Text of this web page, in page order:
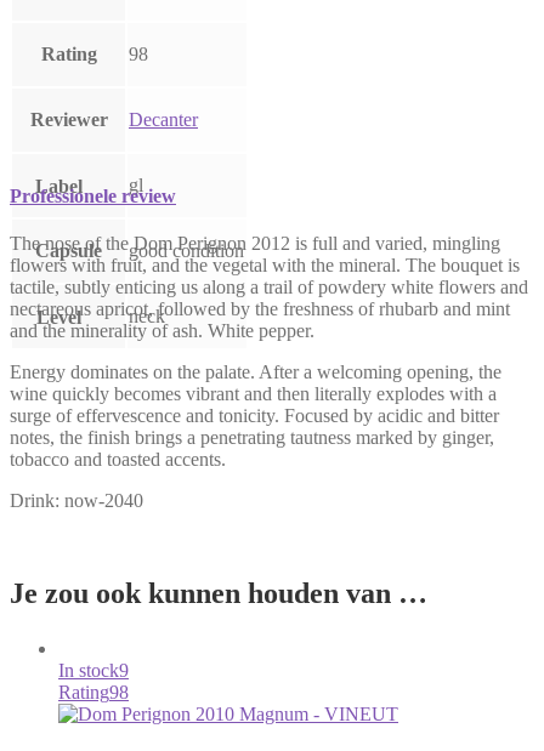
Rating 98
Reviewer Decanter
Label gl
Capsule good condition
Level neck
Professionele review
The nose of the Dom Perignon 2012 is full and varied, mingling
flowers with fruit, and the vegetal with the mineral. The bouquet is
tactile, subtly enticing us along a trail of powdery white flowers and
nectareous apricot, followed by the freshness of rhubarb and mint
and the minerality of ash. White pepper.
Energy dominates on the palate. After a welcoming opening, the
wine quickly becomes vibrant and then literally explodes with a
surge of effervescence and tonicity. Focused by acidic and bitter
notes, the finish brings a penetrating tautness marked by ginger,
tobacco and toasted accents.
Drink: now-2040
Je zou ook kunnen houden van …
In stock9
Rating98